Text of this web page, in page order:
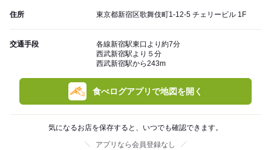
住所 東京都新宿区歌舞伎町1-12-5 チェリービル 1F
交通手段
各線新宿駅東口より約7分
西武新宿駅より５分
西武新宿駅から243m
食べログアプリで地図を開く
気になるお店を保存すると、いつでも確認できます。
アプリなら会員登録なし